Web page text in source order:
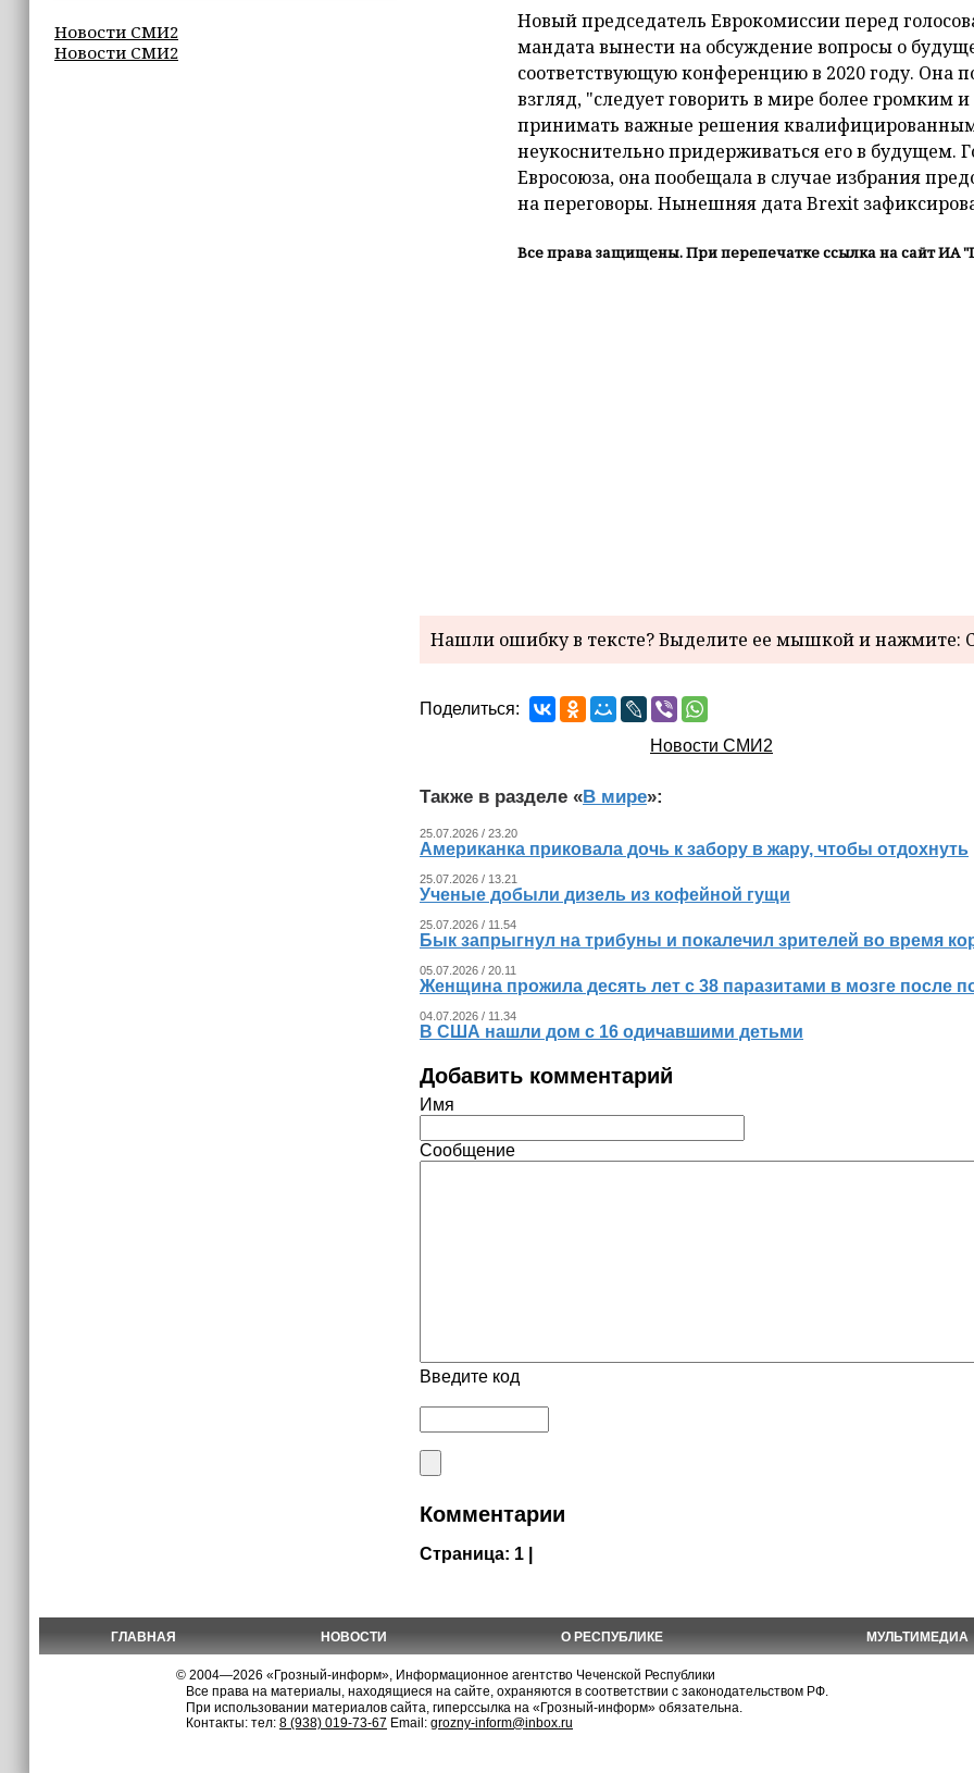
19:37
Новости СМИ2
Новости СМИ2
Новый председатель Еврокомиссии перед
мандата вынести на обсуждение вопросы о
соответствующую конференцию в 2020 году. Она
взгляд, "следует говорить в мире более громким
принимать важные решения
неукоснительно придерживаться его в будущем.
Евросоюза, она пообещала в случае избрания
на переговоры. Нынешняя дата Brexit
Все права защищены. При перепечатке ссылка на сайт ИА
Нашли ошибку в тексте? Выделите ее мышкой и нажмите:
Поделиться:
Новости СМИ2
Также в разделе «В мире»:
25.07.2026 / 23.20
Американка приковала дочь к забору в жару, чтобы отдохнуть
25.07.2026 / 13.21
Ученые добыли дизель из кофейной гущи
25.07.2026 / 11.54
Бык запрыгнул на трибуны и покалечил зрителей во время
05.07.2026 / 20.11
Женщина прожила десять лет с 38 паразитами в мозге после
04.07.2026 / 11.34
В США нашли дом с 16 одичавшими детьми
Добавить комментарий
Имя
Сообщение
Введите код
Комментарии
Страница: 1 |
ГЛАВНАЯ НОВОСТИ О РЕСПУБЛИКЕ МУЛЬТИМЕДИА
© 2004—2026 «Грозный-информ», Информационное агентство Чеченской Республики
Все права на материалы, находящиеся на сайте, охраняются в соответствии с законодательством РФ.
При использовании материалов сайта, гиперссылка на «Грозный-информ» обязательна.
Контакты: тел: 8 (938) 019-73-67 Email: grozny-inform@inbox.ru